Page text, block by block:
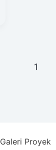
1
Galeri Proyek